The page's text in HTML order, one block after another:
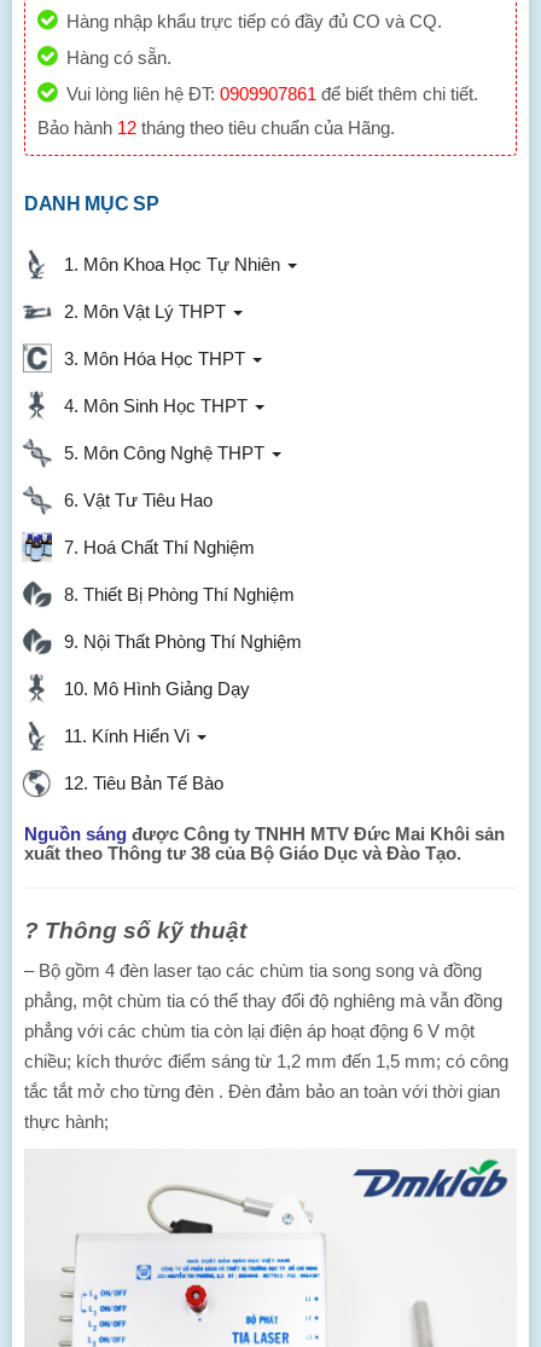
Hàng nhập khẩu trực tiếp có đầy đủ CO và CQ.
Hàng có sẵn.
Vui lòng liên hệ ĐT: 0909907861 để biết thêm chi tiết.
Bảo hành 12 tháng theo tiêu chuẩn của Hãng.
DANH MỤC SP
1. Môn Khoa Học Tự Nhiên
2. Môn Vật Lý THPT
3. Môn Hóa Học THPT
4. Môn Sinh Học THPT
5. Môn Công Nghệ THPT
6. Vật Tư Tiêu Hao
7. Hoá Chất Thí Nghiệm
8. Thiết Bị Phòng Thí Nghiệm
9. Nội Thất Phòng Thí Nghiệm
10. Mô Hình Giảng Dạy
11. Kính Hiển Vi
12. Tiêu Bản Tế Bào
Nguồn sáng được Công ty TNHH MTV Đức Mai Khôi sản
xuất theo Thông tư 38 của Bộ Giáo Dục và Đào Tạo.
? Thông số kỹ thuật
– Bộ gồm 4 đèn laser tạo các chùm tia song song và đồng
phẳng, một chùm tia có thể thay đổi độ nghiêng mà vẫn đồng
phẳng với các chùm tia còn lại điện áp hoạt động 6 V một
chiều; kích thước điểm sáng từ 1,2 mm đến 1,5 mm; có công
tắc tắt mở cho từng đèn . Đèn đảm bảo an toàn với thời gian
thực hành;